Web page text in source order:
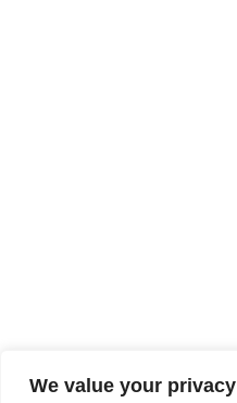
We value your privacy